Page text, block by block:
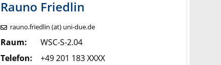
Rauno Friedlin
rauno.friedlin (at) uni-due.de
Raum:
WSC-S-2.04
Telefon:
+49 201 183 XXXX